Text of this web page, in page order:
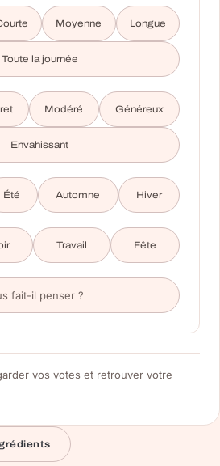
Moyenne Longue
Toute la journée
Modéré Généreux
Envahissant
Été Automne Hiver
Travail Fête
vos votes et retrouver votre